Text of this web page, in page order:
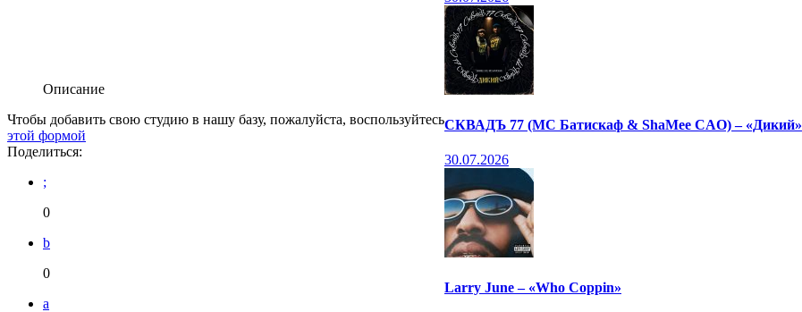
Описание
Чтобы добавить свою студию в нашу базу, пожалуйста, воспользуйтесь
этой формой
Поделиться:
;
0
b
0
a
СКВАДЪ 77 (МС Батискаф & ShaMee CAO) – «Дикий»
30.07.2026
Larry June – «Who Coppin»